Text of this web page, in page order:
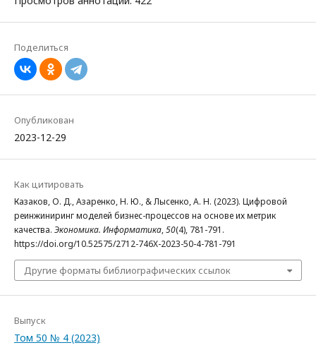
Поделиться
Опубликован
2023-12-29
Как цитировать
Казаков, О. Д., Азаренко, Н. Ю., & Лысенко, А. Н. (2023). Цифровой
реинжиниринг моделей бизнес-процессов на основе их метрик
качества. Экономика. Информатика,50(4), 781-791.
https://doi.org/10.52575/2712-746X-2023-50-4-781-791
Другие форматы библиографических ссылок
Выпуск
Том 50 № 4 (2023)